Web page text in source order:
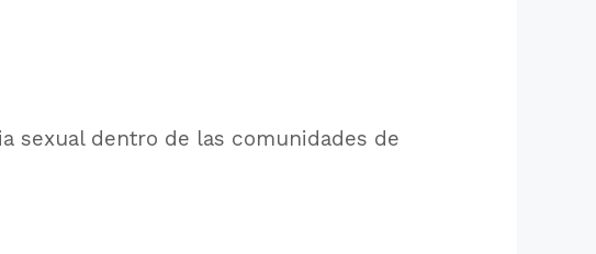
sexual dentro de las comunidades de